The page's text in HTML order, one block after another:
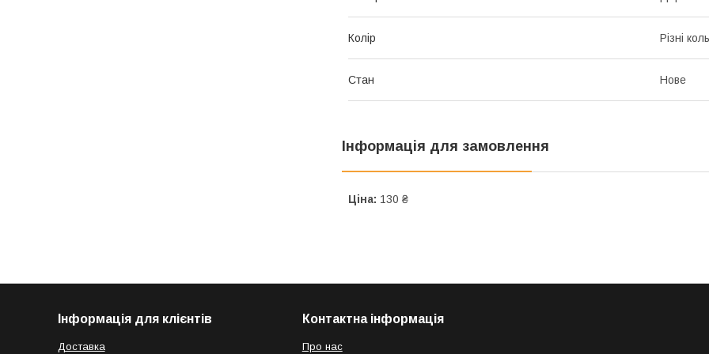
Колір Різні
Стан Нове
Інформація для замовлення
Ціна: 130 ₴
Інформація для клієнтів
Доставка
Контактна інформація
Про нас